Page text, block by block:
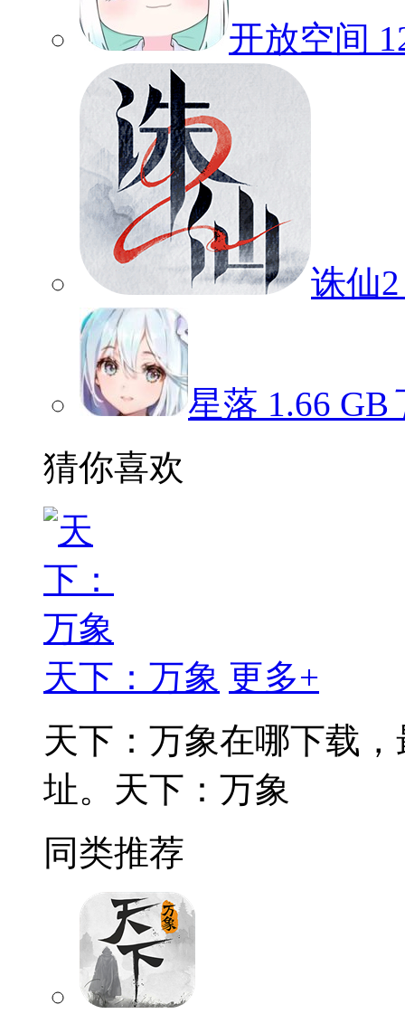
开放空间
诛仙2
星落 1.66 GB
猜你喜欢
天下：万象 更多+
天下：万象在哪下载
址。天下：万象
同类推荐